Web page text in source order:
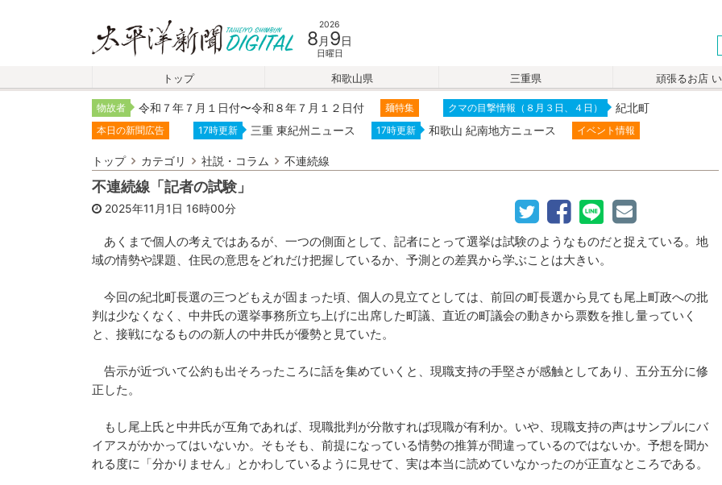
2026
8 月 9日
日曜日
トップ 和歌山県 三重県 頑張るお店
物故者 令和７年７月１日付〜令和８年７月１２日付 麺特集 クマの目撃情報（８月３日、４日） 紀北町
本日の新聞広告 17時更新 三重 東紀州ニュース 17時更新 和歌山 紀南地方ニュース イベント情報
トップ カテゴリ 社説・コラム 不連続線
不連続線「記者の試験」
2025年11月1日 16時00分
あくまで個人の考えではあるが、一つの側面として、記者にとって選挙は試験のようなものだと捉えている。地
域の情勢や課題、住民の意思をどれだけ把握しているか、予測との差異から学ぶことは大きい。
今回の紀北町長選の三つどもえが固まった頃、個人の見立てとしては、前回の町長選から見ても尾上町政への批
判は少なくなく、中井氏の選挙事務所立ち上げに出席した町議、直近の町議会の動きから票数を推し量っていく
と、接戦になるものの新人の中井氏が優勢と見ていた。
告示が近づいて公約も出そろったころに話を集めていくと、現職支持の手堅さが感触としてあり、五分五分に修
正した。
もし尾上氏と中井氏が互角であれば、現職批判が分散すれば現職が有利か。いや、現職支持の声はサンプルにバ
イアスがかかってはいないか。そもそも、前提になっている情勢の推算が間違っているのではないか。予想を聞か
れる度に「分かりません」とかわしているように見せて、実は本当に読めていなかったのが正直なところである。